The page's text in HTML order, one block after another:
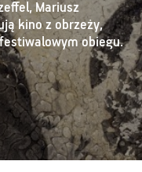
Mariusz
kino z obrzeży,
obiegu.